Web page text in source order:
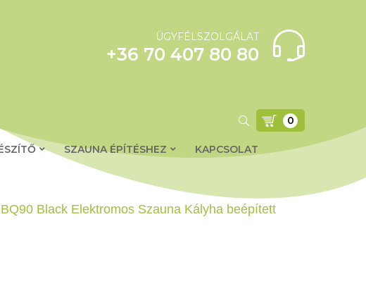
ÜGYFÉLSZOLGÁLAT
+36 70 407 80 80
0
SZAUNA ÉPÍTÉSHEZ KAPCSOLAT
Black Elektromos Szauna Kályha beépített